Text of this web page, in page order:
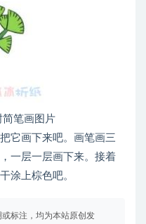
简笔画图片
它画下来吧。画笔画三
一层一层画下来。接着
涂上棕色吧。
标注，均为本站原创发